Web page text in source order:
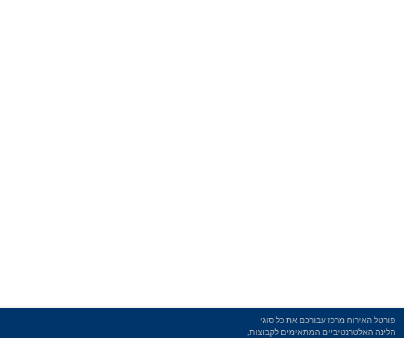
פורטל האירוח מרכז עבורכם את כל סוגי
הלינה האלטרנטיביים המתאימים לקבוצות,